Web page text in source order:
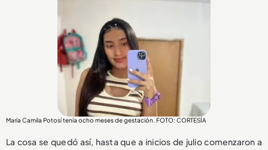
María Camila Potosí tenía ocho meses de gestación. FOTO: CORTESÍA
La cosa se quedó así, hasta que a inicios de julio comenzaron a